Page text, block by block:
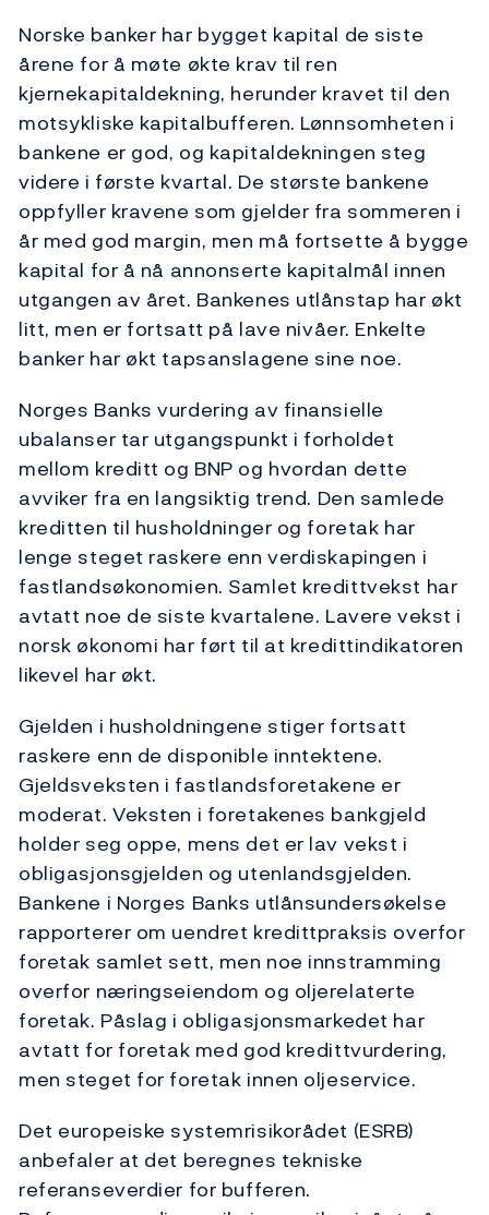
Norske banker har bygget kapital de siste
årene for å møte økte krav til ren
kjernekapitaldekning, herunder kravet til den
motsykliske kapitalbufferen. Lønnsomheten i
bankene er god, og kapitaldekningen steg
videre i første kvartal. De største bankene
oppfyller kravene som gjelder fra sommeren i
år med god margin, men må fortsette å bygge
kapital for å nå annonserte kapitalmål innen
utgangen av året. Bankenes utlånstap har økt
litt, men er fortsatt på lave nivåer. Enkelte
banker har økt tapsanslagene sine noe.
Norges Banks vurdering av finansielle
ubalanser tar utgangspunkt i forholdet
mellom kreditt og BNP og hvordan dette
avviker fra en langsiktig trend. Den samlede
kreditten til husholdninger og foretak har
lenge steget raskere enn verdiskapingen i
fastlandsøkonomien. Samlet kredittvekst har
avtatt noe de siste kvartalene. Lavere vekst i
norsk økonomi har ført til at kredittindikatoren
likevel har økt.
Gjelden i husholdningene stiger fortsatt
raskere enn de disponible inntektene.
Gjeldsveksten i fastlandsforetakene er
moderat. Veksten i foretakenes bankgjeld
holder seg oppe, mens det er lav vekst i
obligasjonsgjelden og utenlandsgjelden.
Bankene i Norges Banks utlånsundersøkelse
rapporterer om uendret kredittpraksis overfor
foretak samlet sett, men noe innstramming
overfor næringseiendom og oljerelaterte
foretak. Påslag i obligasjonsmarkedet har
avtatt for foretak med god kredittvurdering,
men steget for foretak innen oljeservice.
Det europeiske systemrisikorådet (ESRB)
anbefaler at det beregnes tekniske
referanseverdier for bufferen.